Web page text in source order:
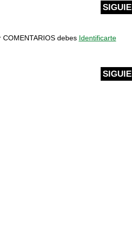
COMENTARIOS debes Identificarte